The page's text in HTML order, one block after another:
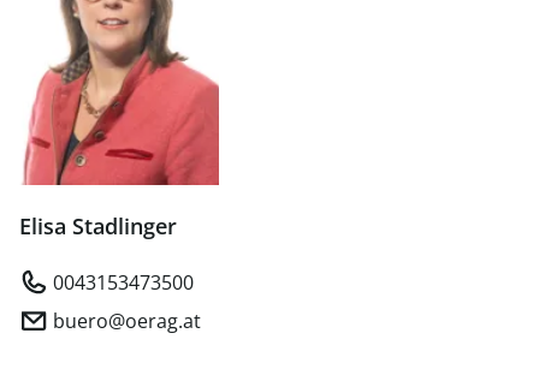
Elisa Stadlinger
0043153473500
buero@oerag.at